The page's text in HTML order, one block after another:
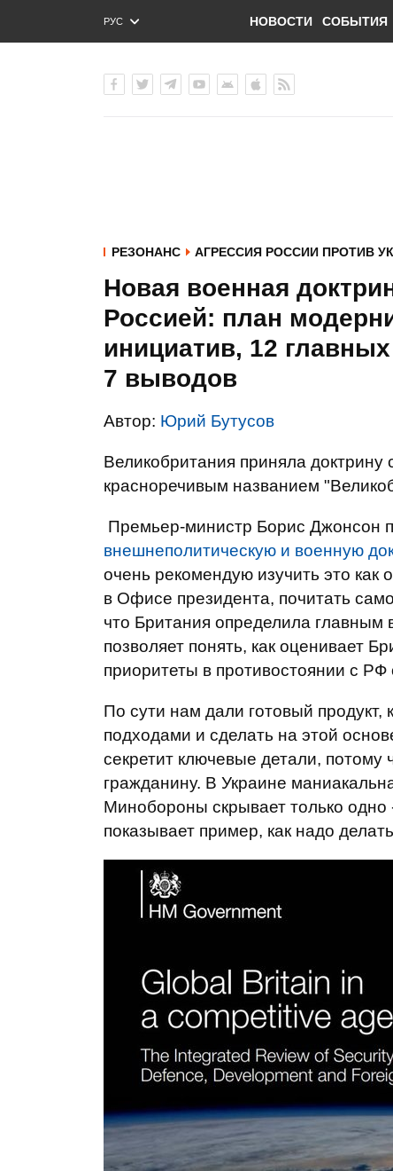
РУС
ENG
НОВОСТИ СОБЫТИЯ
РЕЗОНАНС АГРЕССИЯ РОССИИ ПРОТИВ
Новая военная
Россией: план
инициатив, 12
7 выводов
Автор: Юрий Бутусов
Великобритания приняла
красноречивым названием
Премьер-министр Борис Джонсон
внешнеполитическую и военную
очень рекомендую изучить это как
в Офисе президента, почитать
что Британия определила
позволяет понять, как оценивает
приоритеты в противостоянии с РФ
По сути нам дали готовый
подходами и сделать на этой
секретит ключевые детали, потому
гражданину. В Украине
Минобороны скрывает только одно
показывает пример, как надо